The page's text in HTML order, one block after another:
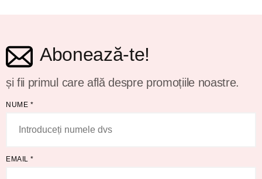
Abonează-te!
și fii primul care află despre promoțiile noastre.
NUME *
EMAIL *